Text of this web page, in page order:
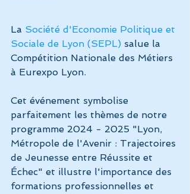
La Société d'Economie Politique et
Sociale de Lyon (SEPL) salue la
Compétition Nationale des Métiers
à Eurexpo Lyon.
Cet événement symbolise
parfaitement les thèmes de notre
programme 2024 - 2025 "Lyon,
Métropole de l'Avenir : Trajectoires
de Jeunesse entre Réussite et
Échec" et illustre l'importance des
formations professionnelles et